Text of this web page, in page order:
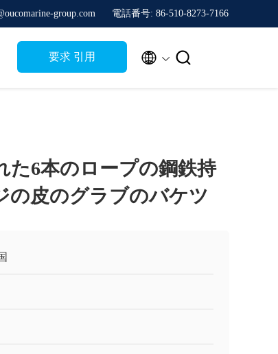
group.com 電話番号: 86-510-8273-7166
要求 引用  
た6本のロープの鋼鉄持
の皮のグラブのバケツ